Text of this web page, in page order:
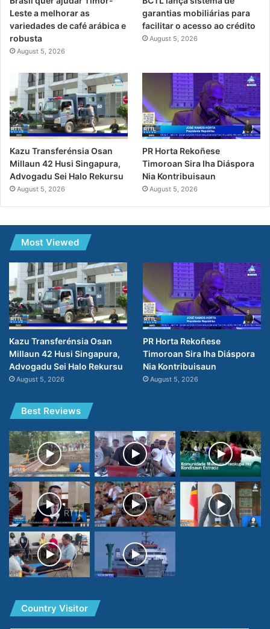
Leste a melhorar as
variedades de café arábica e
robusta
August 5, 2026
garantias mobiliárias para
facilitar o acesso ao crédito
August 5, 2026
Kazu Transferénsia Osan
Millaun 42 Husi Singapura,
Advogadu Sei Halo Rekursu
August 5, 2026
PR Horta Rekoñese
Timoroan Sira Iha Diáspora
Nia Kontribuisaun
August 5, 2026
Most Viewed
Kazu Transferénsia Osan
Millaun 42 Husi Singapura,
Advogadu Sei Halo Rekursu
August 5, 2026
PR Horta Rekoñese
Timoroan Sira Iha Diáspora
Nia Kontribuisaun
August 5, 2026
Best Reviews
Country Visitor